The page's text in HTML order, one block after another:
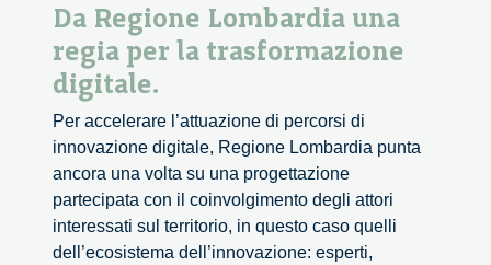
Da Regione Lombardia una
regia per la trasformazione
digitale.
Per accelerare l’attuazione di percorsi di
innovazione digitale, Regione Lombardia punta
ancora una volta su una progettazione
partecipata con il coinvolgimento degli attori
interessati sul territorio, in questo caso quelli
dell’ecosistema dell’innovazione: esperti,